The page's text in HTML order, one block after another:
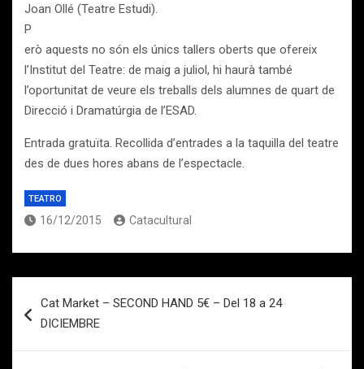
Joan Ollé (Teatre Estudi).
P
erò aquests no són els únics tallers oberts que ofereix
l’Institut del Teatre: de maig a juliol, hi haurà també
l’oportunitat de veure els treballs dels alumnes de quart de
Direcció i Dramatúrgia de l’ESAD.
Entrada gratuïta. Recollida d’entrades a la taquilla del teatre
des de dues hores abans de l’espectacle.
TEATRO
16/12/2015 Catacultural
de
Cat Market – SECOND HAND 5€ – Del 18 a 24
DICIEMBRE